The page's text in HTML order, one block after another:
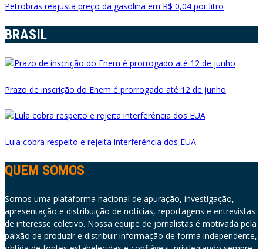
Petrobras reajusta preço da gasolina em R$ 0,04 por litro
BRASIL
Prazo de inscrição do Enem é prorrogado até 12 de junho
Lula cobra respeito e rejeita interferência dos EUA
QUEM SOMOS
Somos uma plataforma nacional de apuração, investigação,
apresentação e distribuição de notícias, reportagens e entrevistas
de interesse coletivo. Nossa equipe de jornalistas é motivada pela
paixão de produzir e distribuir informação de forma independente,